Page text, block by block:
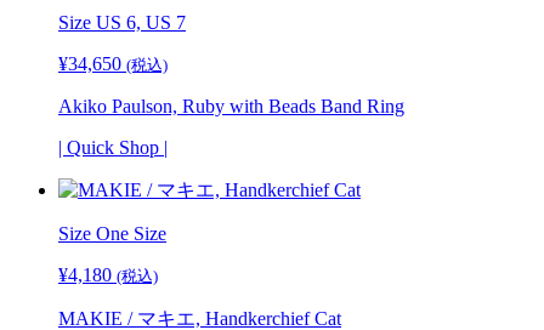
Size US 6, US 7
¥34,650 (税込)
Akiko Paulson, Ruby with Beads Band Ring
| Quick Shop |
Size One Size
¥4,180 (税込)
MAKIE / マキエ, Handkerchief Cat